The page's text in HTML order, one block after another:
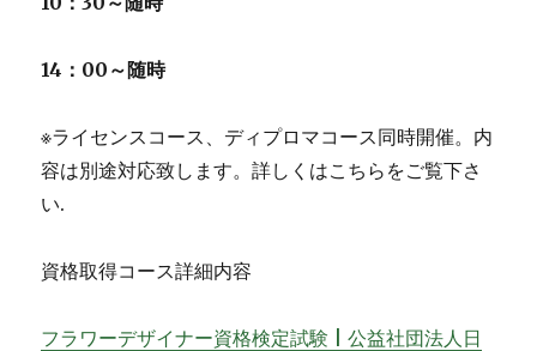
14：00～随時
※ライセンスコース、ディプロマコース同時開催。内
容は別途対応致します。詳しくはこちらをご覧下さ
い.
資格取得コース詳細内容
フラワーデザイナー資格検定試験 | 公益社団法人日